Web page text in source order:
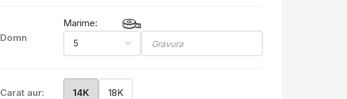
Domn
Marime:
Carat aur: 14K 18K